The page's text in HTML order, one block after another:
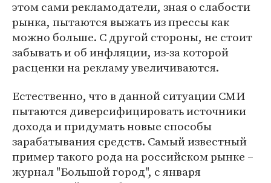
этом сами рекламодатели, зная о слабости
рынка, пытаются выжать из прессы как
можно больше. С другой стороны, не стоит
забывать и об инфляции, из-за которой
расценки на рекламу увеличиваются.
Естественно, что в данной ситуации СМИ
пытаются диверсифицировать источники
дохода и придумать новые способы
зарабатывания средств. Самый известный
пример такого рода на российском рынке –
журнал "Большой город", с января